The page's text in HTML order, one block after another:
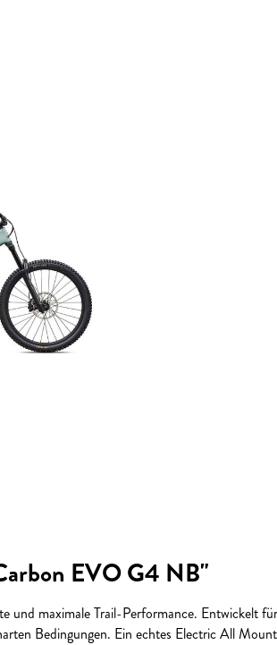
EVO G4 NB"
maximale Trail-Performance. Entwickelt
Bedingungen. Ein echtes Electric All